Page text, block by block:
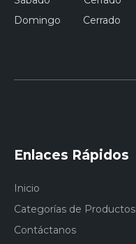
Domingo Cerrado
Enlaces Rápidos
Inicio
Categorías de Productos
Contáctanos